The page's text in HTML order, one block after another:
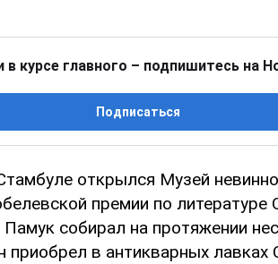
курсе главного – подпишитесь на
Подписаться
открылся Музей
премии по
собирал на протяжении
приобрел в антикварных лавках